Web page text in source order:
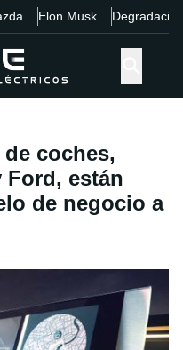
Elon Musk Degradación
coches,
Ford, están
de negocio a